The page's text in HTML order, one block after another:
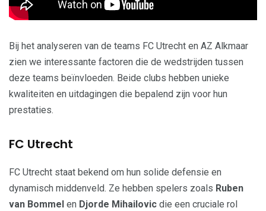
Bij het analyseren van de teams FC Utrecht en AZ Alkmaar
zien we interessante factoren die de wedstrijden tussen
deze teams beïnvloeden. Beide clubs hebben unieke
kwaliteiten en uitdagingen die bepalend zijn voor hun
prestaties.
FC Utrecht
FC Utrecht staat bekend om hun solide defensie en
dynamisch middenveld. Ze hebben spelers zoals Ruben
van Bommel en Djorde Mihailovic die een cruciale rol